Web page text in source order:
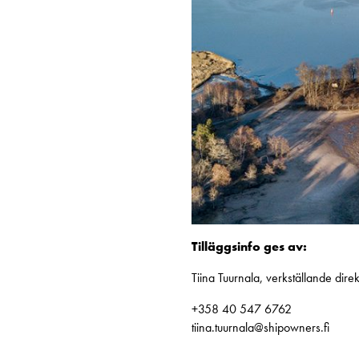
Tilläggsinfo ges av:
Tiina Tuurnala, verkställande
+358 40 547 6762
tiina.tuurnala@shipowners.fi